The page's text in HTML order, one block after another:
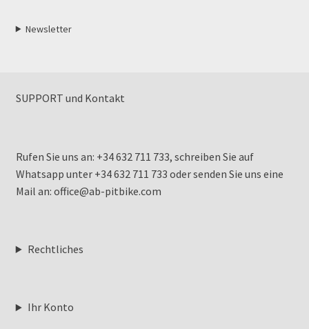
Newsletter
SUPPORT und Kontakt
Rufen Sie uns an: +34 632 711 733, schreiben Sie auf
Whatsapp unter +34 632 711 733 oder senden Sie uns eine
Mail an: office@ab-pitbike.com
Rechtliches
Ihr Konto